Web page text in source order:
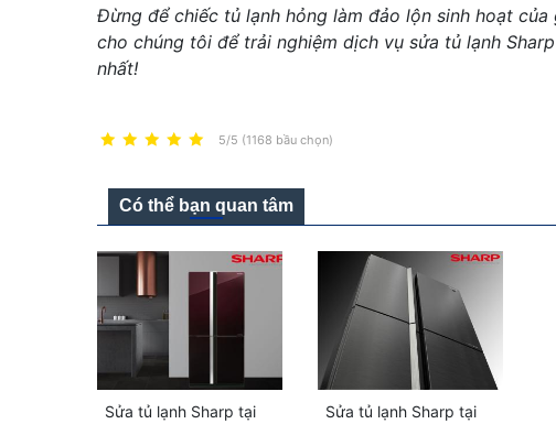
Đừng để chiếc tủ lạnh hỏng làm đảo lộn sinh hoạt
cho chúng tôi để trải nghiệm dịch vụ sửa tủ lạnh
nhất!
5/5 (1168 bầu chọn)
Có thể bạn quan tâm
Sửa tủ lạnh Sharp tại
Sửa tủ lạnh Sharp tại